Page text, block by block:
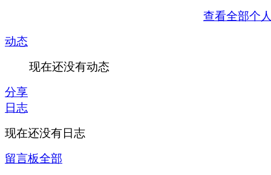
查看全部个
动态
现在还没有动态
分享
日志
现在还没有日志
留言板全部